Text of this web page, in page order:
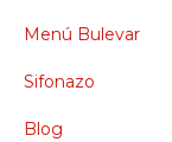
Menú Bulevar
Sifonazo
Blog